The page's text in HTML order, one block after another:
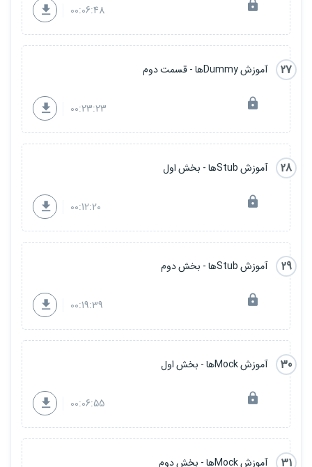
00:06:48
27 آموزش Dummyها - قسمت دوم
00:23:23
28 آموزش Stubها - بخش اول
00:12:20
29 آموزش Stubها - بخش دوم
00:19:39
30 آموزش Mockها - بخش اول
00:06:55
31 آموزش Mockها - بخش دوم